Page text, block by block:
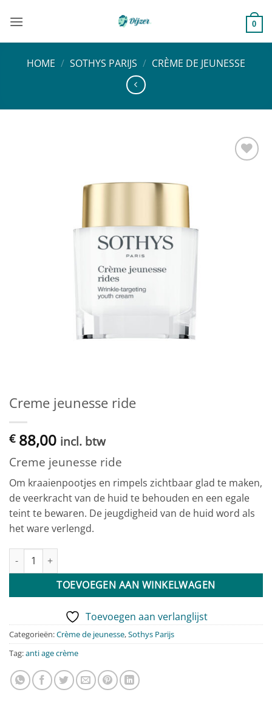
naar
0
HOME / SOTHYS PARIJS / CRÈME DE JEUNESSE
Creme jeunesse ride
€88,00 incl. btw
Creme jeunesse ride
Om kraaienpootjes en rimpels zichtbaar glad te maken,
de veerkracht van de huid te behouden en een egale
teint te bewaren. De jeugdigheid van de huid word als
het ware verlengd.
Creme jeunesse ride aantal
TOEVOEGEN AAN WINKELWAGEN
Toevoegen aan verlanglijst
Categorieën:Crème de jeunesse,Sothys Parijs
Tag:anti age crème